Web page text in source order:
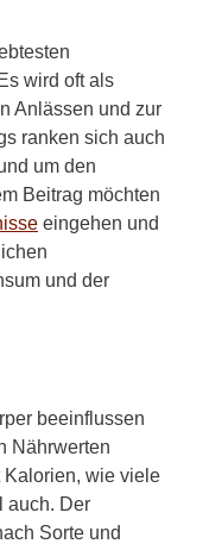
wird oft als
Anlässen und zur
ranken sich auch
um den
Beitrag möchten
eingehen und
und der
beeinflussen
Nährwerten
wie viele
auch. Der
Sorte und